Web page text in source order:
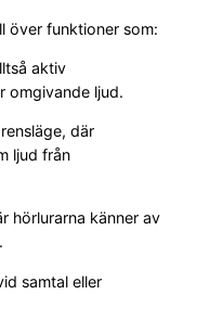
över funktioner som:
aktiv
omgivande ljud.
där
ljud från
hörlurarna känner av
samtal eller